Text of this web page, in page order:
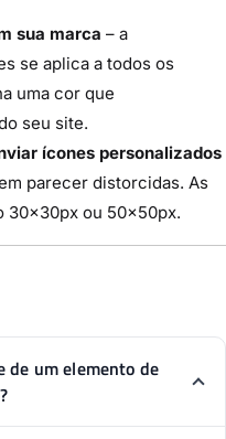
sua marca – a
se aplica a todos os
uma cor que
seu site.
ícones personalizados
parecer distorcidas. As
30×30px ou 50×50px.
de um elemento de